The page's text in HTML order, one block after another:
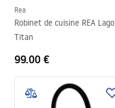
Rea
Robinet de cuisine REA Lago
Titan
99.00 €